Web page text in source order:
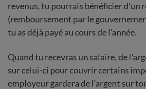
revenus, tu pourrais bénéficier d'un
(remboursement par le
tu as déjà payé au cours de l'année.
Quand tu recevras un salaire, de
sur celui-ci pour couvrir certains
employeur gardera de l'argent sur